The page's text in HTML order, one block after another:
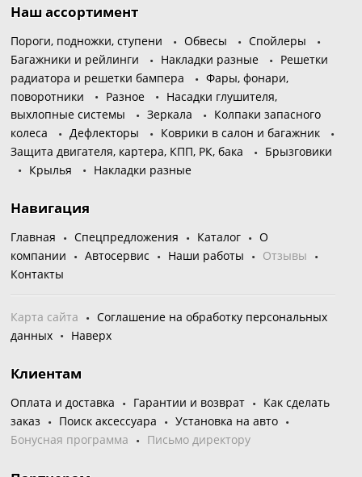
Наш ассортимент
Пороги, подножки, ступени Обвесы
Спойлеры
Багажники и рейлинги
Накладки разные
Решетки
радиатора и решетки бампера
Фары, фонари,
поворотники
Разное
Насадки глушителя,
выхлопные системы
Зеркала
Колпаки запасного
колеса
Дефлекторы
Коврики в салон и багажник
Защита двигателя, картера, КПП, РК, бака
Брызговики
Крылья
Накладки разные
Навигация
Главная Спецпредложения Каталог
О
компании
Автосервис Наши работы
Отзывы
Контакты
Карта сайта
Соглашение на обработку персональных
данных
Наверх
Клиентам
Оплата и доставка Гарантии и возврат
Как сделать
заказ
Поиск аксессуара
Установка на авто
Бонусная программа
Письмо директору